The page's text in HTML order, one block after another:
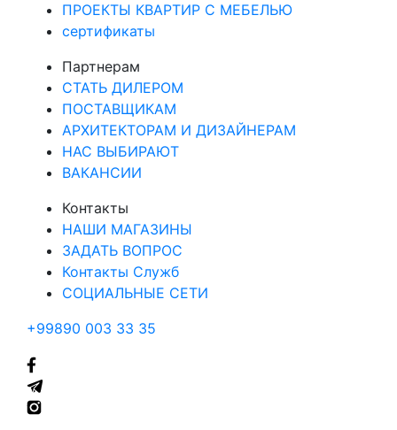
ПРОЕКТЫ КВАРТИР С МЕБЕЛЬЮ
сертификаты
Партнерам
СТАТЬ ДИЛЕРОМ
ПОСТАВЩИКАМ
АРХИТЕКТОРАМ И ДИЗАЙНЕРАМ
НАС ВЫБИРАЮТ
ВАКАНСИИ
Контакты
НАШИ МАГАЗИНЫ
ЗАДАТЬ ВОПРОС
Контакты Служб
СОЦИАЛЬНЫЕ СЕТИ
+99890 003 33 35